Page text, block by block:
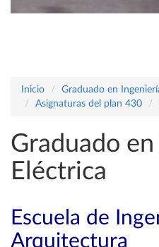
Inicio
Graduado en
Asignaturas del plan 430
Graduado
Eléctrica
Escuela de
Arquitectura